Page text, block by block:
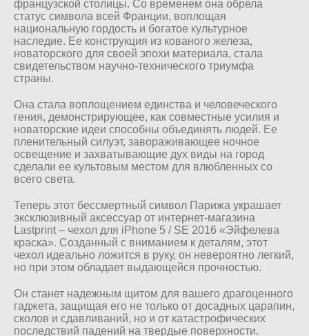
французской столицы. Со временем она обрела
статус символа всей Франции, воплощая
национальную гордость и богатое культурное
наследие. Ее конструкция из кованого железа,
новаторского для своей эпохи материала, стала
свидетельством научно-технического триумфа
страны.
Она стала воплощением единства и человеческого
гения, демонстрирующее, как совместные усилия и
новаторские идеи способны объединять людей. Ее
пленительный силуэт, завораживающее ночное
освещение и захватывающие дух виды на город
сделали ее культовым местом для влюбленных со
всего света.
Теперь этот бессмертный символ Парижа украшает
эксклюзивный аксессуар от интернет-магазина
Lastprint – чехол для iPhone 5 / SE 2016 «Эйфелева
краска». Созданный с вниманием к деталям, этот
чехол идеально ложится в руку, он невероятно легкий,
но при этом обладает выдающейся прочностью.
Он станет надежным щитом для вашего драгоценного
гаджета, защищая его не только от досадных царапин,
сколов и сдавливаний, но и от катастрофических
последствий падений на твердые поверхности.